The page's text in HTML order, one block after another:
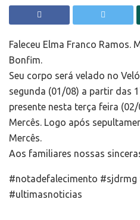
Faleceu Elma Franco Ramos.
Bonfim.
Seu corpo será velado no
segunda (01/08) a partir das
presente nesta terça feira
Mercês. Logo após
Mercês.
Aos familiares nossas
#notadefalecimento
#ultimasnoticias